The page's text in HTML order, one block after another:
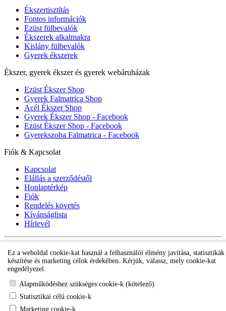
Ékszertisztítás
Fontos információk
Ezüst fülbevalók
Ékszerek alkalmakra
Kislány fülbevalók
Gyerek ékszerek
Ékszer, gyerek ékszer és gyerek webáruházak
Ezüst Ékszer Shop
Gyerek Falmatrica Shop
Acél Ékszer Shop
Gyerek Ékszer Shop - Facebook
Ezüst Ékszer Shop - Facebook
Gyerekszoba Falmatrica - Facebook
Fiók & Kapcsolat
Kapcsolat
Elállás a szerződéstől
Honlaptérkép
Fiók
Rendelés követés
Kívánságlista
Hírlevél
Ez a weboldal cookie-kat használ a felhasználói élmény javítása, statisztikák
készítése és marketing célok érdekében. Kérjük, válassz, mely cookie-kat
engedélyezel.
Alapműködéshez szükséges cookie-k (kötelező)
Statisztikai célú cookie-k
Marketing cookie-k